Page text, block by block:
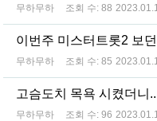
무하무하 조회 수: 88
이번주 미스터트롯2 보
무하무하 조회 수: 85
고슴도치 목욕 시켰더니
무하무하 조회 수: 96